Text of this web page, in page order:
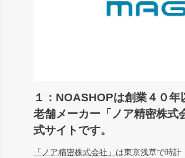
１：NOASHOPは創業４０年
老舗メーカー「ノア精密株式
式サイトです。
「ノア精密株式会社」 は東京浅草で時計